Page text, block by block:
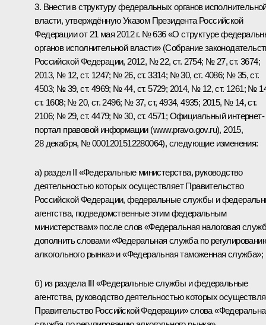
3. Внести в структуру федеральных органов
власти, утверждённую Указом Президента Российской
Федерации от 21 мая 2012 г. № 636 «О структуре
органов исполнительной власти» (Собрание
Российской Федерации, 2012, № 22, ст. 2754; № 27, ст. 3674;
2013, № 12, ст. 1247; № 26, ст. 3314; № 30, ст. 4086; № 35, ст.
4503; № 39, ст. 4969; № 44, ст. 5729; 2014, № 12, ст. 1261; №
ст. 1608; № 20, ст. 2496; № 37, ст, 4934, 4935; 2015, № 14, ст.
2106; № 29, ст. 4479; № 30, ст. 4571; Официальный интернет-
портал правовой информации (www.pravo.gov.ru), 2015,
28 декабря, № 0001201512280064), следующие изменения:
а) раздел II «Федеральные министерства, руководство
деятельностью которых осуществляет Правительство
Российской Федерации, федеральные службы и
агентства, подведомственные этим федеральным
министерствам» после слов «Федеральная налоговая
дополнить словами «Федеральная служба по
алкогольного рынка» и «Федеральная таможенная служба»;
б) из раздела III «Федеральные службы и федеральные
агентства, руководство деятельностью которых
Правительство Российской Федерации» слова